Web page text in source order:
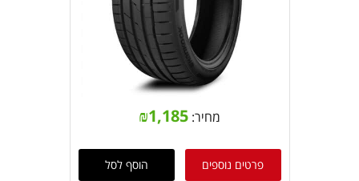
מחיר: ₪1,185
פרטים נוספים הוסף לסל